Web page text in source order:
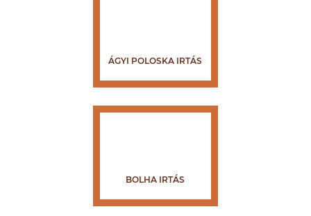
ÁGYI POLOSKA IRTÁS
BOLHA IRTÁS